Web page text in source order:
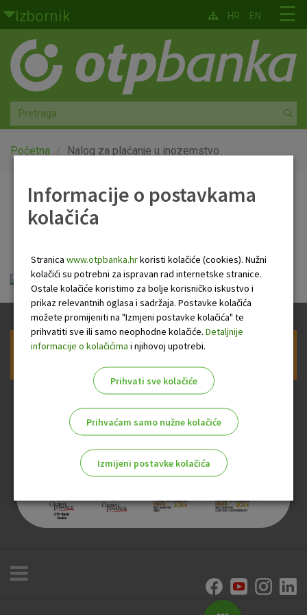
Skoči na glavni sadržaj
Izbornik
Građani
Privatno bankarstvo
Agro
Mala poduzeća i obrtnici
Globalna tržišta
O nama
☰
HR EN
Početna Nalog za plaćanje u inozemstvo
Nalog za plaćanje u
inozemstvo
nalog_br_14.xls
Prijava na newsletter OTP banke
Informacije o postavkama
kolačića
Stranica www.otpbanka.hrkoristi kolačiće (cookies). Nužni
kolačići su potrebni za ispravan rad internetske stranice.
Ostale kolačiće koristimo za bolje korisničko iskustvo i
prikaz relevantnih oglasa i sadržaja. Postavke kolačića
možete promijeniti na "Izmjeni postavke kolačića" te
prihvatiti sve ili samo neophodne kolačiće. Detaljnije
informacije o kolačićima i njihovoj upotrebi.
Prihvati sve kolačiće
Prihvaćam samo nužne kolačiće
Izmijeni postavke kolačića
Nužni kolačići